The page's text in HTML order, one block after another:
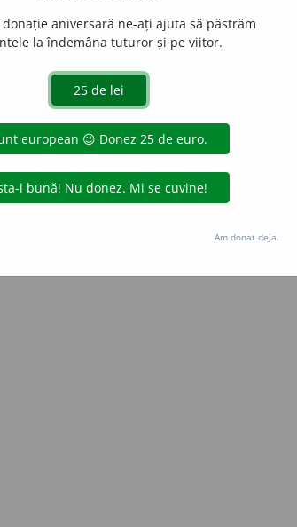
în linie dreaptă; în formă de linie
2004-2026 dexonline (https://dexonline.ro)
site, inclusiv prin orice metode de extragere automată
cu excepția seturilor de date oferite oficial spre utilizare
donație aniversară ne-ați ajuta să păstrăm
la îndemâna tuturor și pe viitor.
Am donat deja.